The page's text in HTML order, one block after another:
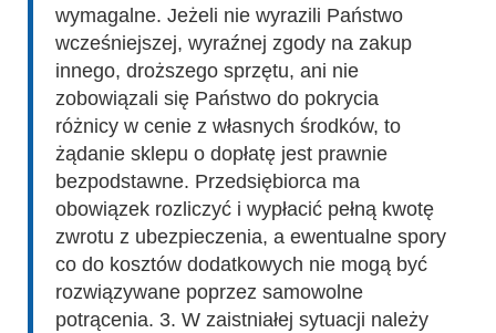
wymagalne. Jeżeli nie wyrazili Państwo
wcześniejszej, wyraźnej zgody na zakup
innego, droższego sprzętu, ani nie
zobowiązali się Państwo do pokrycia
różnicy w cenie z własnych środków, to
żądanie sklepu o dopłatę jest prawnie
bezpodstawne. Przedsiębiorca ma
obowiązek rozliczyć i wypłacić pełną kwotę
zwrotu z ubezpieczenia, a ewentualne spory
co do kosztów dodatkowych nie mogą być
rozwiązywane poprzez samowolne
potrącenia. 3. W zaistniałej sytuacji należy